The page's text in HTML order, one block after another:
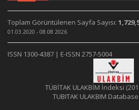
Toplam Görüntülenen Sayfa Sayısı:
01.03.2020 - 08.08.2026
ISSN 1300-4387 | E-ISSN 2757-5004
TÜBİTAK ULAKBİM İndeksi
TUBITAK ULAKBIM